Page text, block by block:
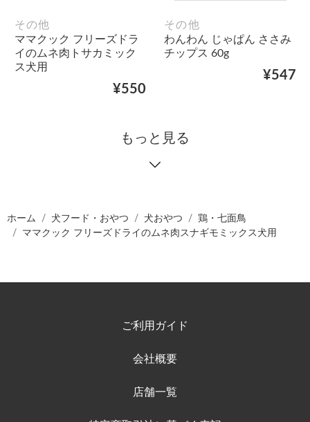
その他
ママクック フリーズドラ
イのムネ肉トサカミック
ス犬用
¥550
その他
わんわん じゃぱん ささみ
チップス 60g
¥547
もっと見る
ホーム 犬フード・おやつ 犬おやつ
鶏・七面鳥
ママクック フリーズドライのムネ肉スナギモミックス犬用
ご利用ガイド
会社概要
店舗一覧